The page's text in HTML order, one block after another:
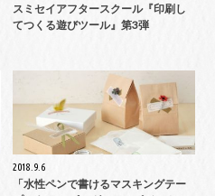
スミセイアフタースクール『印刷し
てつくる遊びツール』第3弾
2018.9.6
「水性ペンで書けるマスキングテー